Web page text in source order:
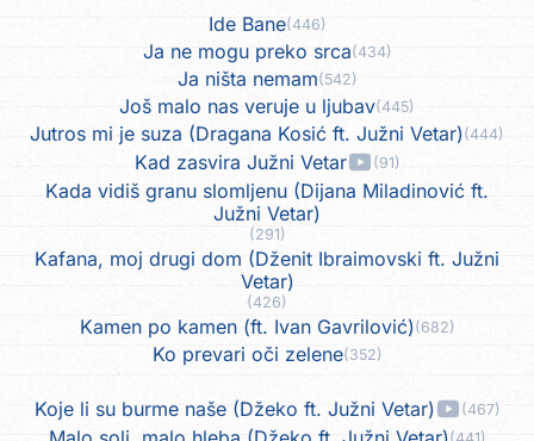
Ide Bane(446)
Ja ne mogu preko srca(434)
Ja ništa nemam(542)
Još malo nas veruje u ljubav(445)
Jutros mi je suza (Dragana Kosić ft. Južni Vetar)(444)
Kad zasvira Južni Vetar (91)
Kada vidiš granu slomljenu (Dijana Miladinović ft.
Južni Vetar)
(291)
Kafana, moj drugi dom (Dženit Ibraimovski ft. Južni
Vetar)
(426)
Kamen po kamen (ft. Ivan Gavrilović)(682)
Ko prevari oči zelene(352)
Koje li su burme naše (Džeko ft. Južni Vetar) (467)